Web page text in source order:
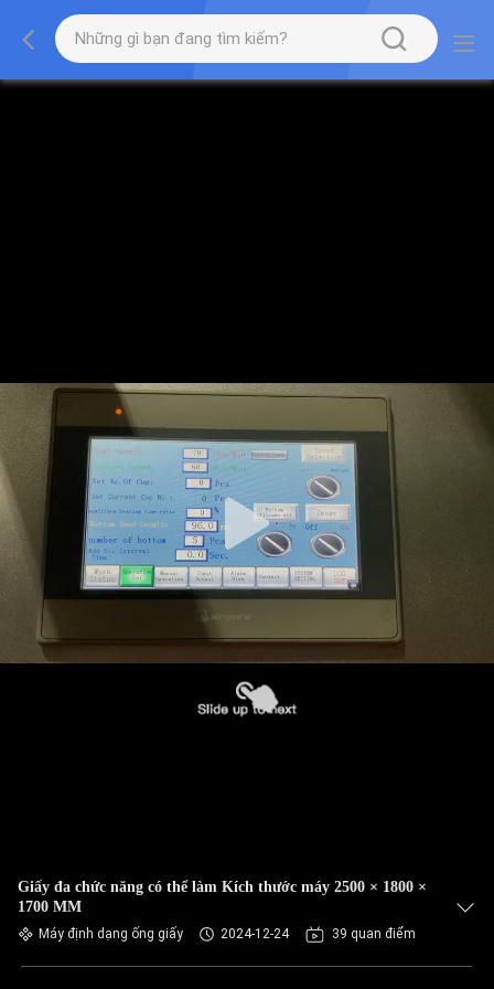
Giấy đa chức năng có thể làm Kích thước máy 2500 × 1800 ×
1700 MM
Máy định dạng ống giấy 2024-12-24 39 quan điểm